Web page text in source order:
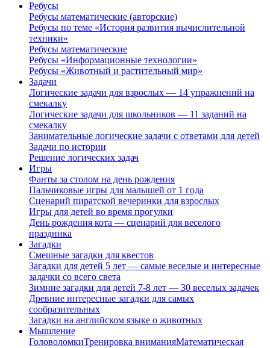
Ребусы
Ребусы математические (авторские)
Ребусы по теме «История развития вычислительной
техники»
Ребусы математические
Ребусы «Информационные технологии»
Ребусы «Животный и растительный мир»
Задачи
Логические задачи для взрослых — 14 упражнений на
смекалку
Логические задачи для школьников — 11 заданий на
смекалку
Занимательные логические задачи с ответами для детей
Задачи по истории
Решение логических задач
Игры
Фанты за столом на день рождения
Пальчиковые игры для малышей от 1 года
Сценарий пиратской вечеринки для взрослых
Игры для детей во время прогулки
День рождения кота — сценарий для веселого
праздника
Загадки
Смешные загадки для квестов
Загадки для детей 5 лет — самые веселые и интересные
задачки со всего света
Зимние загадки для детей 7-8 лет — 30 веселых задачек
Древние интересные загадки для самых
сообразительных
Загадки на английском языке о животных
Мышление
ГоловоломкиТренировка вниманияМатематическая